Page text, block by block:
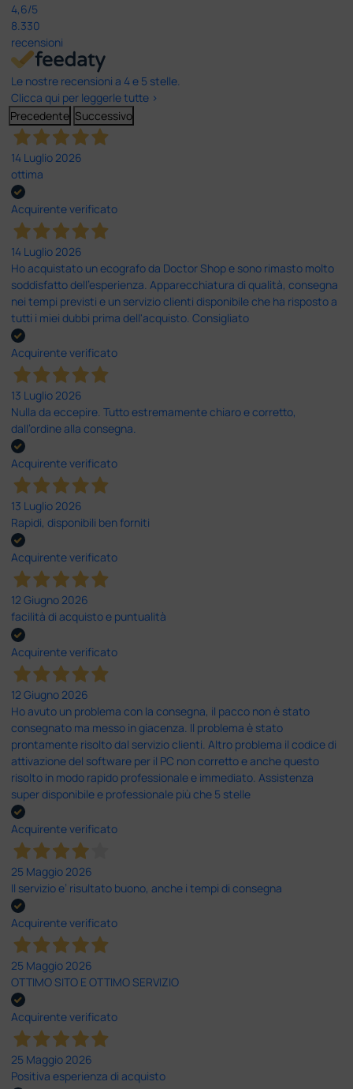
4,6/5
8.330
recensioni
Le nostre recensioni a 4 e 5 stelle.
Clicca qui per leggerle tutte >
Precedente Successivo
14 Luglio 2026
ottima
Acquirente verificato
14 Luglio 2026
Ho acquistato un ecografo da Doctor Shop e sono rimasto molto
soddisfatto dell'esperienza. Apparecchiatura di qualità, consegna
nei tempi previsti e un servizio clienti disponibile che ha risposto a
tutti i miei dubbi prima dell'acquisto. Consigliato
Acquirente verificato
13 Luglio 2026
Nulla da eccepire. Tutto estremamente chiaro e corretto,
dall’ordine alla consegna.
Acquirente verificato
13 Luglio 2026
Rapidi, disponibili ben forniti
Acquirente verificato
12 Giugno 2026
facilità di acquisto e puntualità
Acquirente verificato
12 Giugno 2026
Ho avuto un problema con la consegna, il pacco non è stato
consegnato ma messo in giacenza. Il problema è stato
prontamente risolto dal servizio clienti. Altro problema il codice di
attivazione del software per il PC non corretto e anche questo
risolto in modo rapido professionale e immediato. Assistenza
super disponibile e professionale più che 5 stelle
Acquirente verificato
25 Maggio 2026
Il servizio e’ risultato buono, anche i tempi di consegna
Acquirente verificato
25 Maggio 2026
OTTIMO SITO E OTTIMO SERVIZIO
Acquirente verificato
25 Maggio 2026
Positiva esperienza di acquisto